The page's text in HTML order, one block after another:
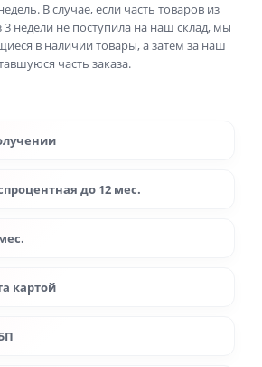
В случае, если часть товаров из
3 недели не поступила на наш склад, мы
в наличии товары, а затем за наш
часть заказа.
до 12 мес.
картой